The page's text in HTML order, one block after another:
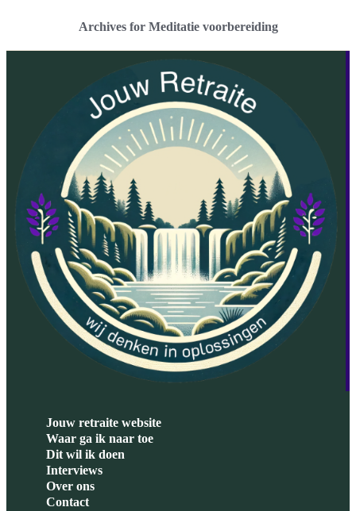
Archives for Meditatie voorbereiding
Jouw retraite website
Waar ga ik naar toe
Dit wil ik doen
Interviews
Over ons
Contact